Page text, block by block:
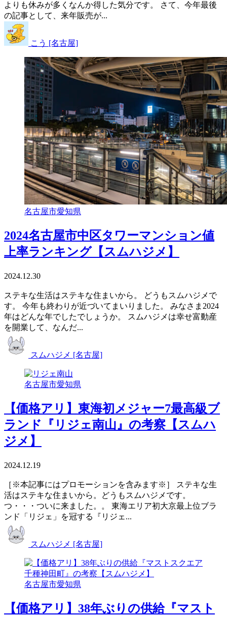
よりも休みが多くなんか得した気分です。 さて、今年最後
の記事として、来年販売が...
こう [名古屋]
名古屋市愛知県
2024名古屋市中区タワーマンション値
上率ランキング【スムハジメ】
2024.12.30
ステキな生活はステキな住まいから。 どうもスムハジメで
す。 今年も終わりが近づいてまいりました。 みなさま2024
年はどんな年でしたでしょうか。 スムハジメは幸せ富動産
を開業して、なんだ...
スムハジメ [名古屋]
名古屋市愛知県
【価格アリ】東海初メジャー7最高級ブ
ランド『リジェ南山』の考察【スムハ
ジメ】
2024.12.19
［※本記事にはプロモーションを含みます※］ ステキな生
活はステキな住まいから。どうもスムハジメです。
つ・・・ついに来ました。。 東海エリア初大京最上位ブラ
ンド「リジェ」を冠する『リジェ...
スムハジメ [名古屋]
名古屋市愛知県
【価格アリ】38年ぶりの供給『マスト